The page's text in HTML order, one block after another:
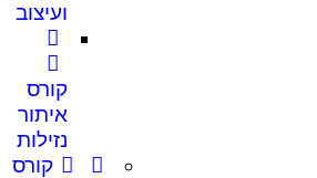
ועיצוב
קורס
איתור
נזילות
קורס